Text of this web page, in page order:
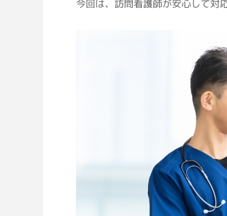
今回は、訪問看護師が安心して対